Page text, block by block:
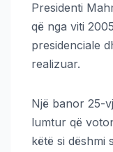
Presidenti
që nga viti
presidenciale
realizuar.
Një banor 25-
lumtur që
këtë si dëshmi